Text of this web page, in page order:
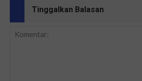
Tinggalkan Balasan